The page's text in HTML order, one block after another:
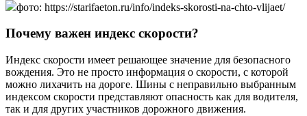
фото: https://starifaeton.ru/info/indeks-skorosti-na-chto-vlijaet/
Почему важен индекс скорости?
Индекс скорости имеет решающее значение для безопасного
вождения. Это не просто информация о скорости, с которой
можно лихачить на дороге. Шины с неправильно выбранным
индексом скорости представляют опасность как для водителя,
так и для других участников дорожного движения.